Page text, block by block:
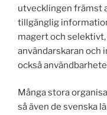
utvecklingen främst
tillgänglig
magert och
användarskaran och
också
Många stora
så även de svenska